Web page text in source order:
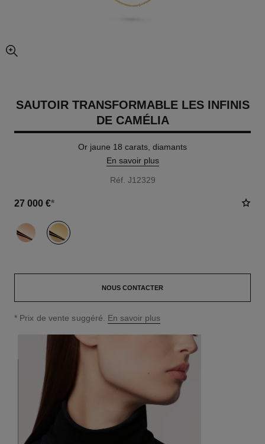
agrandissement
SAUTOIR TRANSFORMABLE LES INFINIS
DE CAMÉLIA
Or jaune 18 carats, diamants
En savoir plus
Réf. J12329
27 000 €*
variante (2)
NOUS CONTACTER
↩
* Prix de vente suggéré. En savoir plus